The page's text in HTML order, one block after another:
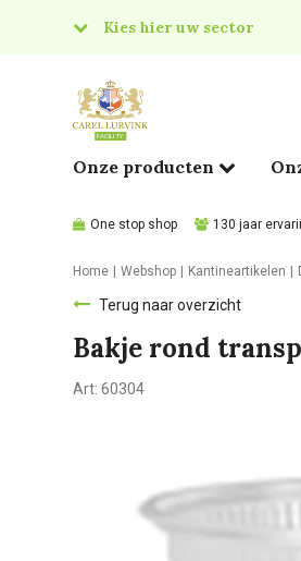
Kies hier uw sector
Food
Onze producten
One stop shop 130 jaar
Home Webshop Kantineartikelen
Terug naar overzicht
Bakje rond
Art: 60304